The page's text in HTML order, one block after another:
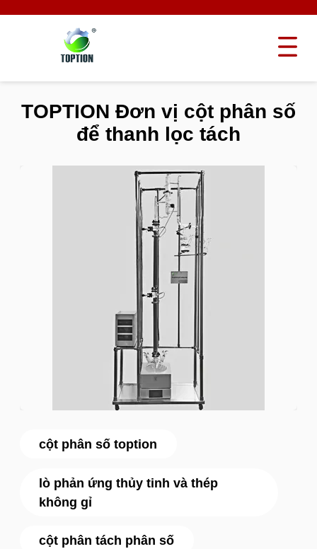
cột phân số toption
lò phản ứng thủy tinh và thép
không gỉ
cột phân tách phân số
TOPTION Đơn vị cột phân số
để thanh lọc tách